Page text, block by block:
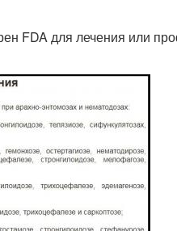
FDA для лечения или